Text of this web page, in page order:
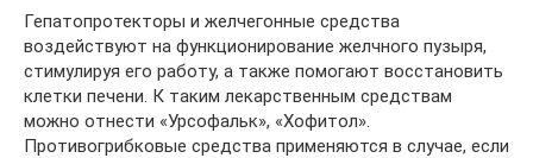
Гепатопротекторы и желчегонные средства
воздействуют на функционирование желчного пузыря,
стимулируя его работу, а также помогают восстановить
клетки печени. К таким лекарственным средствам
можно отнести «Урсофальк», «Хофитол».
Противогрибковые средства применяются в случае, если